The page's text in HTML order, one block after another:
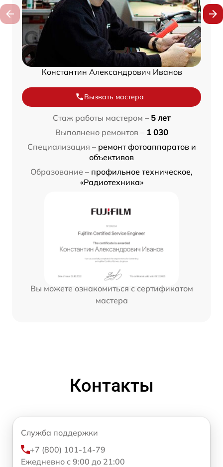
Константин Александрович Иванов
Вызвать мастера
Стаж работы мастером – 5 лет
Выполнено ремонтов – 1 030
Специализация – ремонт фотоаппаратов и
объективов
Образование – профильное техническое,
«Радиотехника»
Вы можете ознакомиться с сертификатом
мастера
Контакты
Служба поддержки
+7 (800) 101-14-79
Ежедневно с 9:00 до 21:00